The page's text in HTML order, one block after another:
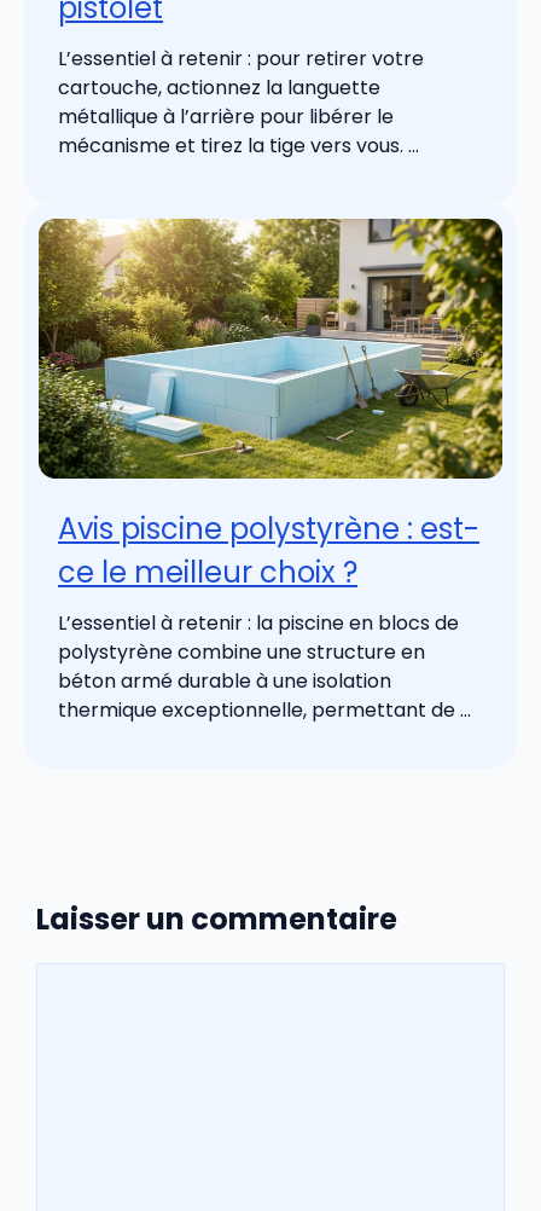
L’essentiel à retenir : pour retirer votre
cartouche, actionnez la languette
métallique à l’arrière pour libérer le
mécanisme et tirez la tige vers vous. ...
Avis piscine polystyrène : est-
ce le meilleur choix ?
L’essentiel à retenir : la piscine en blocs de
polystyrène combine une structure en
béton armé durable à une isolation
thermique exceptionnelle, permettant de ...
Laisser un commentaire